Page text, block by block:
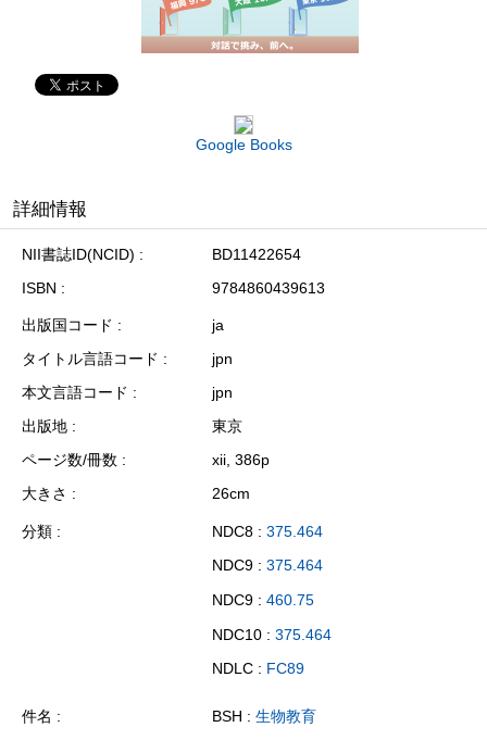
Google Books
詳細情報
NII書誌ID(NCID)
BD11422654
ISBN
9784860439613
出版国コード
ja
タイトル言語コード
jpn
本文言語コード
jpn
出版地
東京
ページ数/冊数
xii, 386p
大きさ
26cm
分類 NDC8 : 375.464
NDC9 : 375.464
NDC9 : 460.75
NDC10 : 375.464
NDLC : FC89
件名 BSH : 生物教育